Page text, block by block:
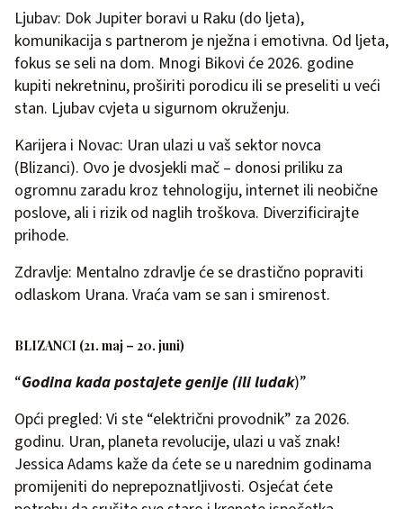
Ljubav: Dok Jupiter boravi u Raku (do ljeta),
komunikacija s partnerom je nježna i emotivna. Od ljeta,
fokus se seli na dom. Mnogi Bikovi će 2026. godine
kupiti nekretninu, proširiti porodicu ili se preseliti u veći
stan. Ljubav cvjeta u sigurnom okruženju.
Karijera i Novac: Uran ulazi u vaš sektor novca
(Blizanci). Ovo je dvosjekli mač – donosi priliku za
ogromnu zaradu kroz tehnologiju, internet ili neobične
poslove, ali i rizik od naglih troškova. Diverzificirajte
prihode.
Zdravlje: Mentalno zdravlje će se drastično popraviti
odlaskom Urana. Vraća vam se san i smirenost.
BLIZANCI (21. maj – 20. juni)
“Godina kada postajete genije (ili ludak)”
Opći pregled: Vi ste “električni provodnik” za 2026.
godinu. Uran, planeta revolucije, ulazi u vaš znak!
Jessica Adams kaže da ćete se u narednim godinama
promijeniti do neprepoznatljivosti. Osjećat ćete